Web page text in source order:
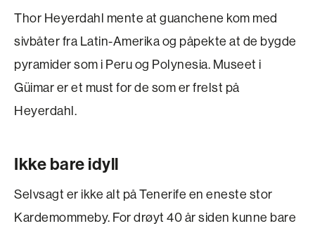
Thor Heyerdahl mente at guanchene kom med
sivbåter fra Latin-Amerika og påpekte at de bygde
pyramider som i Peru og Polynesia. Museet i
Güimar er et must for de som er frelst på
Heyerdahl.
Ikke bare idyll
Selvsagt er ikke alt på Tenerife en eneste stor
Kardemommeby. For drøyt 40 år siden kunne bare